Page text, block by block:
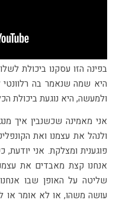
בפינה הזו עסקנו ביכולת לשלוט טוב יותר בריבים זוגיים, אבל האמת
היא שמה שנאמר בה
ולמעשה, היא נוגעת ביכולת
אני מאמינה שכשנבין איך
ולנהל את עצמנו ואת
פוגענית ומצלקת. אני
אנחנו קצת מאבדים את
שליטה על האופן שבו
עושה משהו, או לא אומר או